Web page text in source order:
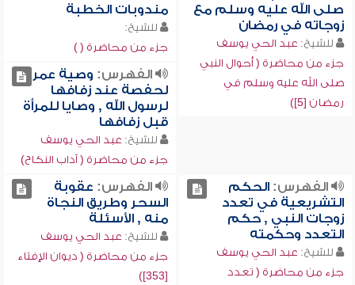
صلى الله عليه وسلم مع
زوجاته في رمضان
للشيخ: عبد الحي يوسف
جزء من محاضرة ( أحوال النبي
صلى الله عليه وسلم في
رمضان [5])
مندوبات الخطبة
للشيخ:
جزء من محاضرة ( )
الفهرس: وصية عمر
لحفصة عند زفافها
لرسول الله , وصايا للمرأة
قبل زفافها
للشيخ: عبد الحي يوسف
جزء من محاضرة ( آداب النكاح)
الفهرس:الحكم
التشريعية في تعدد
زوجات النبي , حكم
التعدد وحكمته
للشيخ: عبد الحي يوسف
جزء من محاضرة ( تعدد
الفهرس: عقوبة
السحر وطريق النجاة
منه , الأسئلة
للشيخ: عبد الحي يوسف
جزء من محاضرة ( ديوان الإفتاء
[353])